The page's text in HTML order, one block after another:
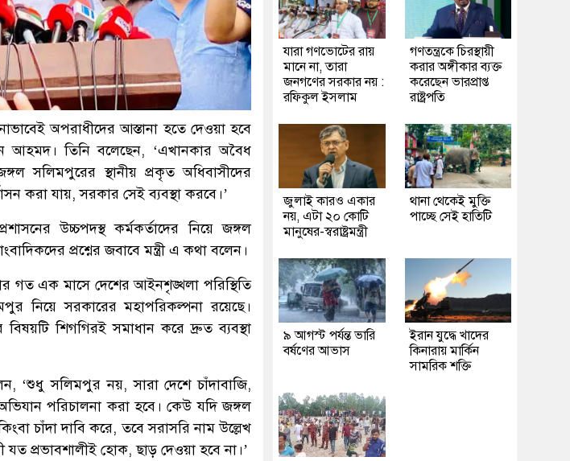
অপরাধীদের আস্তানা হতে দেওয়া হবে
আহমদ। তিনি বলেছেন, ‘এখানকার অবৈধ
সলিমপুরের স্থানীয় প্রকৃত অধিবাসীদের
করা যায়, সরকার সেই ব্যবস্থা করবে।’
উচ্চপদস্থ কর্মকর্তাদের নিয়ে জঙ্গল
প্রশ্নের জবাবে মন্ত্রী এ কথা বলেন।
গত এক মাসে দেশের আইনশৃঙ্খলা পরিস্থিতি
নিয়ে সরকারের মহাপরিকল্পনা রয়েছে।
বিষয়টি শিগগিরই সমাধান করে দ্রুত ব্যবস্থা
‘শুধু সলিমপুর নয়, সারা দেশে চাঁদাবাজি,
পরিচালনা করা হবে। কেউ যদি জঙ্গল
চাঁদা দাবি করে, তবে সরাসরি নাম উল্লেখ
প্রভাবশালীই হোক, ছাড় দেওয়া হবে না।’
যারা গণভোটের রায়
মানে না, তারা
জনগণের সরকার নয় :
রফিকুল ইসলাম
গণতন্ত্রকে চিরস্থায়ী
করার অঙ্গীকার ব্যক্ত
করেছেন ভারপ্রাপ্ত
রাষ্ট্রপতি
জুলাই কারও একার
নয়, এটা ২০ কোটি
মানুষের-স্বরাষ্ট্রমন্ত্রী
থানা থেকেই মুক্তি
পাচ্ছে সেই হাতিটি
৯ আগস্ট পর্যন্ত ভারি
বর্ষণের আভাস
ইরান যুদ্ধে খাদের
কিনারায় মার্কিন
সামরিক শক্তি